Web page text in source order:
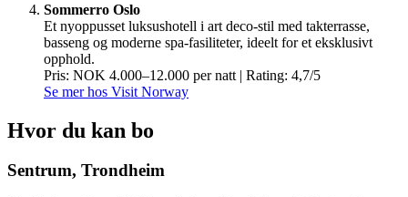
Sommerro Oslo
Et nyoppusset luksushotell i art deco-stil med takterrasse,
basseng og moderne spa-fasiliteter, ideelt for et eksklusivt
opphold.
Pris: NOK 4.000–12.000 per natt | Rating: 4,7/5
Se mer hos Visit Norway
Hvor du kan bo
Sentrum, Trondheim